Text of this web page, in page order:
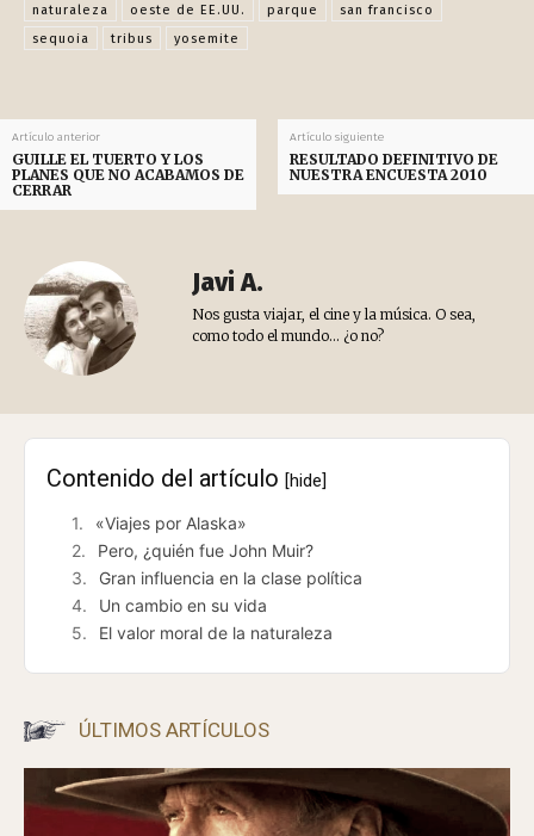
naturaleza
oeste de EE.UU. parque
san francisco
sequoia
tribus yosemite
Artículo anterior
GUILLE EL TUERTO Y LOS
PLANES QUE NO ACABAMOS DE
CERRAR
Artículo siguiente
RESULTADO DEFINITIVO DE
NUESTRA ENCUESTA 2010
Javi A.
Nos gusta viajar, el cine y la música. O sea,
como todo el mundo... ¿o no?
Contenido del artículo [hide]
«Viajes por Alaska»
Pero, ¿quién fue John Muir?
Gran influencia en la clase política
Un cambio en su vida
El valor moral de la naturaleza
ÚLTIMOS ARTÍCULOS